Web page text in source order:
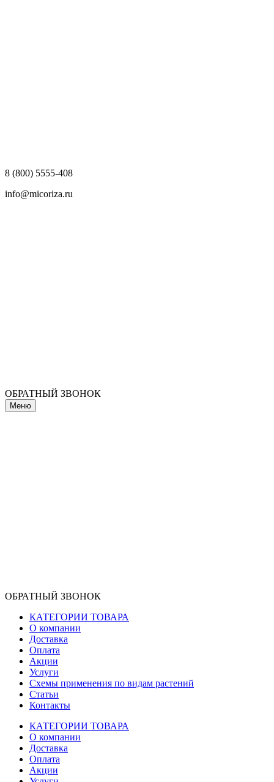
8 (800) 5555-408
info@micoriza.ru
ОБРАТНЫЙ ЗВОНОК
Меню
ОБРАТНЫЙ ЗВОНОК
КАТЕГОРИИ ТОВАРА
О компании
Доставка
Оплата
Акции
Услуги
Схемы применения по видам растений
Статьи
Контакты
КАТЕГОРИИ ТОВАРА
О компании
Доставка
Оплата
Акции